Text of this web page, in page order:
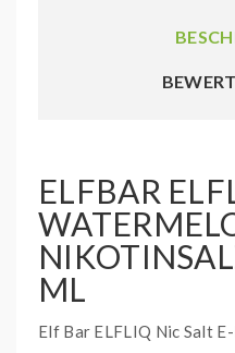
ELFBAR
ML
Elf Bar ELFLIQ Nic Salt